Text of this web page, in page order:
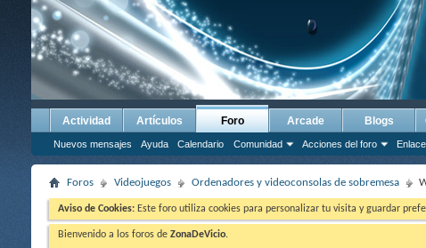
Actividad Artículos Foro
Nuevos mensajes Ayuda Calendario Comunidad Acciones del foro
Arcade Blogs
Foros Videojuegos Ordenadores y videoconsolas de sobremesa
Aviso de Cookies: Este foro utiliza cookies para personalizar tu visita y guardar
Bienvenido a los foros de ZonaDeVicio.